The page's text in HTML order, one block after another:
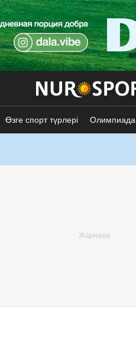
Өзге спорт түрлері Олимпиада